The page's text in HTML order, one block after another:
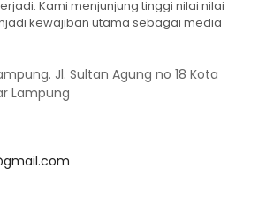
Kami menjunjung tinggi nilai nilai
kewajiban utama sebagai media
Jl. Sultan Agung no 18 Kota
Lampung